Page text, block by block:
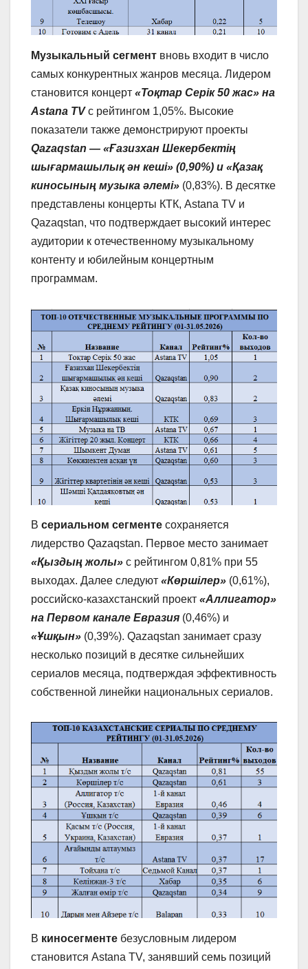
Музыкальный сегмент вновь входит в число
самых конкурентных жанров месяца. Лидером
становится концерт «Тоқтар Серік 50 жас» на
Astana TVс рейтингом 1,05%. Высокие
показатели также демонстрируют проекты
Qazaqstan — «Ғазизхан Шекербектің
шығармашылық ән кеші» (0,90%) и «Қазақ
киносының музыка әлемі» (0,83%). В десятке
представлены концерты КТК, Astana TV и
Qazaqstan, что подтверждает высокий интерес
аудитории к отечественному музыкальному
контенту и юбилейным концертным
программам.
В сериальном сегменте сохраняется
лидерство Qazaqstan. Первое место занимает
«Қыздың жолы» с рейтингом 0,81% при 55
выходах. Далее следуют «Көршілер» (0,61%),
российско-казахстанский проект «Аллигатор»
на Первом канале Евразия (0,46%) и
«Ұшқын» (0,39%). Qazaqstan занимает сразу
несколько позиций в десятке сильнейших
сериалов месяца, подтверждая эффективность
собственной линейки национальных сериалов.
В киносегменте безусловным лидером
становится Astana TV, занявший семь позиций